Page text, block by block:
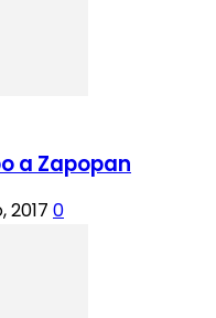
a Zapopan
2017 0